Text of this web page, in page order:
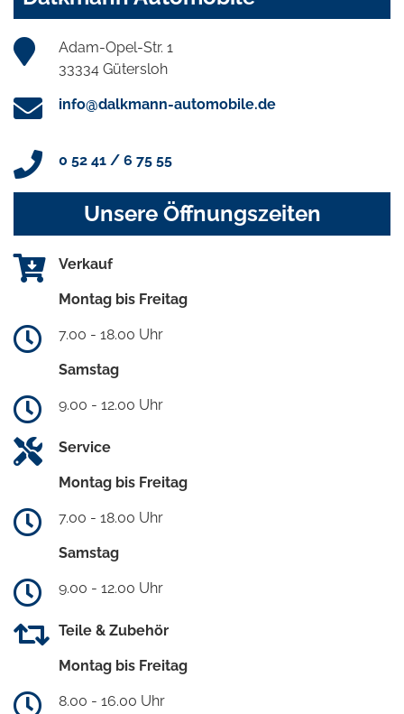
Adam-Opel-Str. 1
33334 Gütersloh
info@dalkmann-automobile.de
0 52 41 / 6 75 55
Unsere Öffnungszeiten
Verkauf
Montag bis Freitag
7.00 - 18.00 Uhr
Samstag
9.00 - 12.00 Uhr
Service
Montag bis Freitag
7.00 - 18.00 Uhr
Samstag
9.00 - 12.00 Uhr
Teile & Zubehör
Montag bis Freitag
8.00 - 16.00 Uhr